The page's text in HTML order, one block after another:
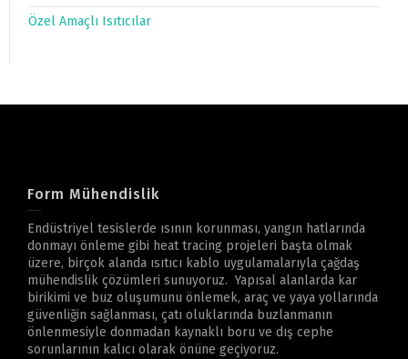
Özel Amaçlı Isıtıcılar
Form Mühendislik
Endüstriyel tesislerde ısının korunması, yangın hatlarında
donmayı önleme gibi heat tracing projeleri başta olmak
üzere, birçok alanda ısıtıcı kablo uygulamalarıyla çağdaş
mühendislik çözümleri sunuyoruz. Yapısal alanlarda kar
birikimi ve buz oluşumunu önlemek, araç ve yaya yollarında
güvenliğin sağlanması, çatı oluklarında buzlanmanın
önlenmesiyle donmadan kaynaklı boru ve dış cephe
sorunlarının kalıcı olarak önüne geçiyoruz.